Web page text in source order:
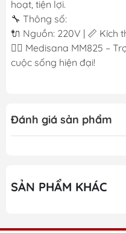
hoạt, tiện lợi.
🔧 Thông số:
🔌 Nguồn: 220V | 📏 Kích
💆‍♂️ Medisana MM825 –
cuộc sống hiện đại!
Đánh giá sản phẩm
SẢN PHẨM KHÁC